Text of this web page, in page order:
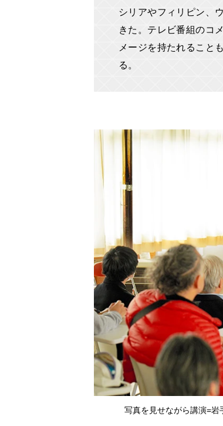
シリアやフィリピン、
きた。テレビ番組のコ
メージを持たれること
る。
写真を見せながら講演=